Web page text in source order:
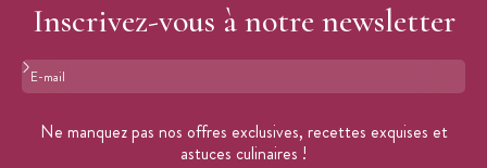
Inscrivez-vous à notre newsletter
Format : adresse@email.com
Ne manquez pas nos offres exclusives, recettes exquises et
astuces culinaires !